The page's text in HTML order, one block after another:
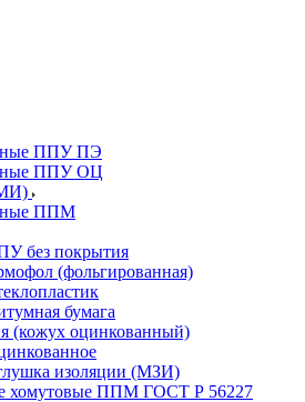
ППУ ПЭ
ППУ ОЦ
ППМ
без покрытия
(фольгированная)
бумага
(кожух оцинкованный)
изоляции (МЗИ)
хомутовые ППМ ГОСТ Р 56227